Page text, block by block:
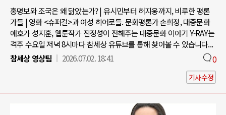
홍명보와 조국은 왜 닮았는가? | 유시민부터 허지웅까지, 비루한 평론
가들 | 영화 <슈퍼걸>과 여성 히어로들. 문화평론가 손희정, 대중문화
애호가 성지훈, 웹툰작가 진정성이 전해주는 대중문화 이야기 Y-RAY는
격주 수요일 저녁 8시마다 참세상 유튜브를 통해 찾아볼 수 있습니다...
참세상 영상팀
2026.07.02. 18:41 0
기사수정